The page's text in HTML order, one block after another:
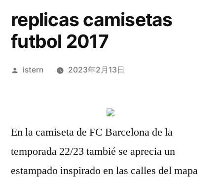
replicas camisetas
futbol 2017
Publicado
istern 2023年2月13日
En la camiseta de FC Barcelona de la
temporada 22/23 tambié se aprecia un
estampado inspirado en las calles del mapa